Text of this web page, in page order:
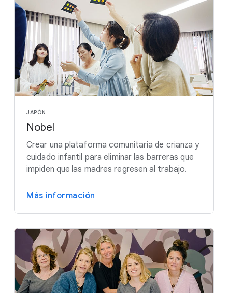
JAPÓN
Nobel
Crear una plataforma comunitaria de crianza y
cuidado infantil para eliminar las barreras que
impiden que las madres regresen al trabajo.
Más información